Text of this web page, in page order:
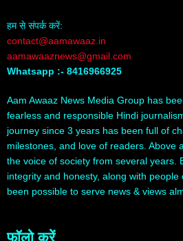
हम से संपर्क करें:
contact@aamawaaz.in
aamawaaznews@gmail.com
Whatsapp :- 8416966925
Aam Awaaz News Media Group has
fearless and responsible Hindi
journey since 3 years has been full of
milestones, and love of readers. Above
the voice of society from several years.
integrity and honesty, along with
been possible to serve news & views
फॉलो करें